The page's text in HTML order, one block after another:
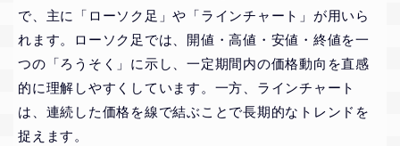
で、主に「ローソク足」や「ラインチャート」が用いら
れます。ローソク足では、開値・高値・安値・終値を一
つの「ろうそく」に示し、一定期間内の価格動向を直感
的に理解しやすくしています。一方、ラインチャート
は、連続した価格を線で結ぶことで長期的なトレンドを
捉えます。